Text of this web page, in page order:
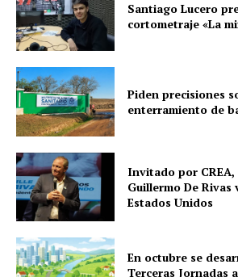
Santiago Lucero
cortometraje «La
Piden precisiones
enterramiento de
Invitado por
Guillermo De Rivas
Estados Unidos
En octubre se
Terceras Jornadas